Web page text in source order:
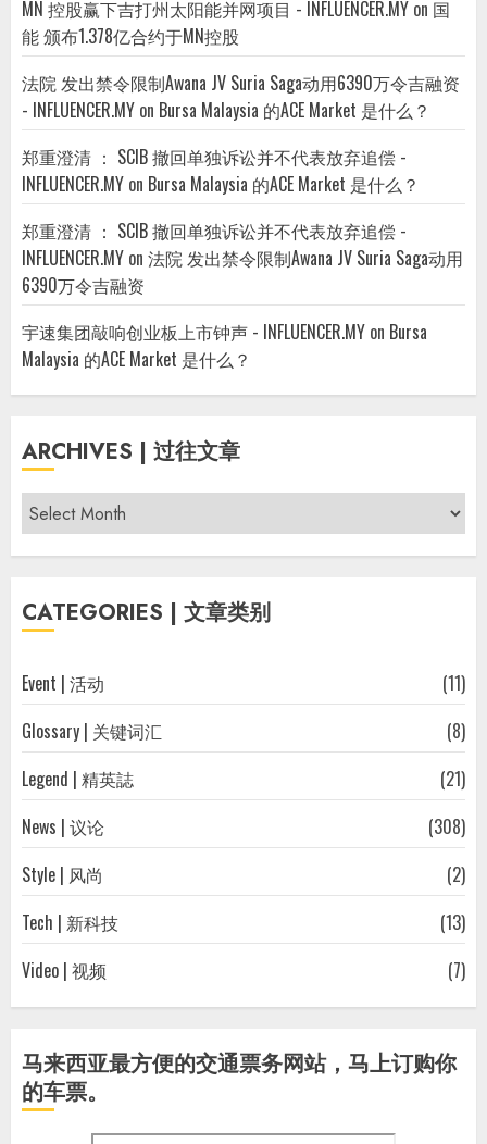
MN 控股赢下吉打州太阳能并网项目 - INFLUENCER.MY on 国
能 颁布1.378亿合约于MN控股
法院 发出禁令限制Awana JV Suria Saga动用6390万令吉融资
- INFLUENCER.MY on Bursa Malaysia 的ACE Market 是什么？
郑重澄清 ： SCIB 撤回单独诉讼并不代表放弃追偿 -
INFLUENCER.MY on Bursa Malaysia 的ACE Market 是什么？
郑重澄清 ： SCIB 撤回单独诉讼并不代表放弃追偿 -
INFLUENCER.MY on 法院 发出禁令限制Awana JV Suria Saga动用
6390万令吉融资
宇速集团敲响创业板上市钟声 - INFLUENCER.MY on Bursa
Malaysia 的ACE Market 是什么？
ARCHIVES | 过往文章
Archives
|
过
文
CATEGORIES | 文章类别
Event | 活动
(11)
Glossary | 关键词汇
(8)
Legend | 精英誌
(21)
News | 议论
(308)
Style | 风尚
(2)
Tech | 新科技
(13)
Video | 视频
(7)
马来西亚最方便的交通票务网站，马上订购你
的车票。